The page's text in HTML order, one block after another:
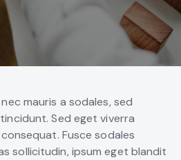
mauris a sodales, sed
Sed eget viverra
Fusce sodales
sollicitudin, ipsum eget blandit